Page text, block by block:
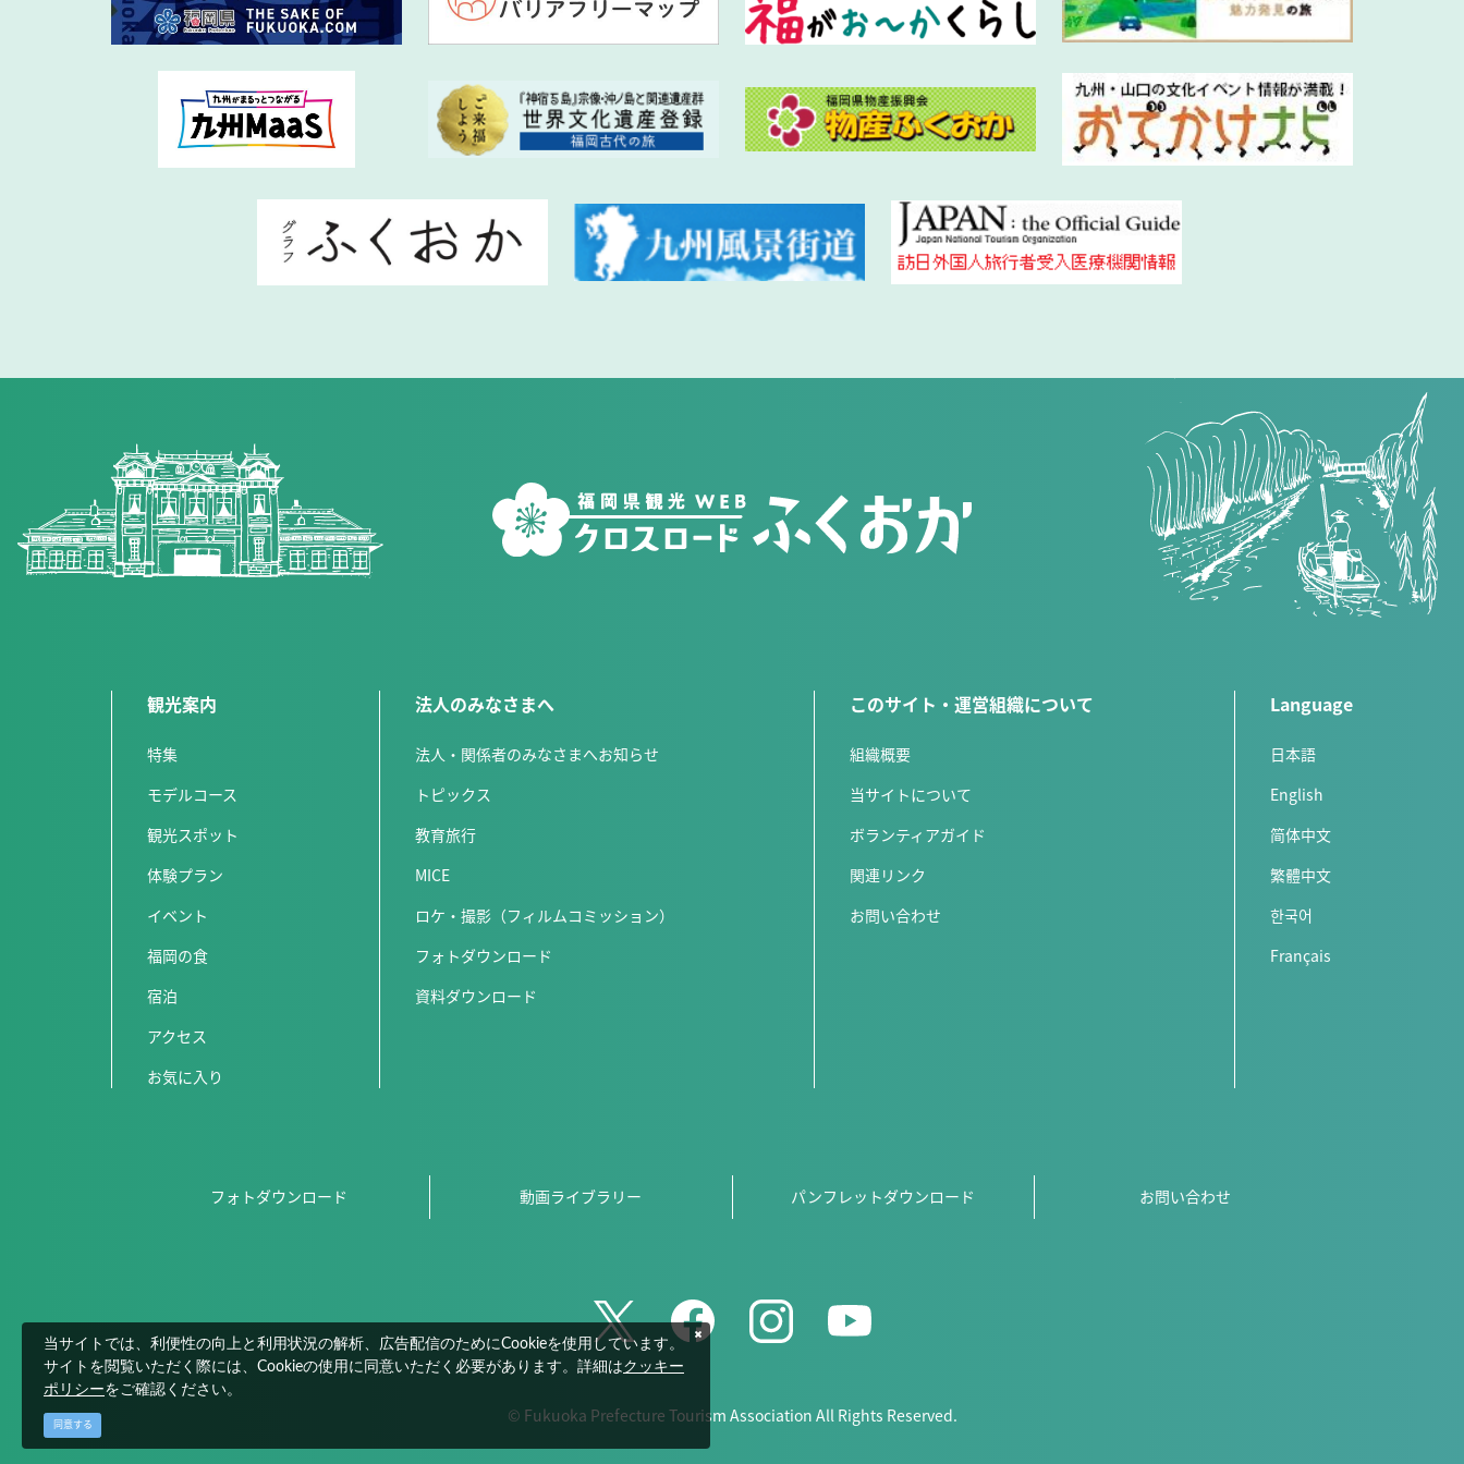
観光案内
特集
モデルコース
観光スポット
体験プラン
イベント
福岡の食
宿泊
アクセス
お気に入り
法人のみなさまへ
法人・関係者のみなさまへお知らせ
トピックス
教育旅行
MICE
ロケ・撮影（フィルムコミッション）
フォトダウンロード
資料ダウンロード
このサイト・運営組織について
組織概要
当サイトについて
ボランティアガイド
関連リンク
お問い合わせ
Language
日本語
English
简体中文
繁體中文
한국어
Français
フォトダウンロード 動画ライブラリー パンフレットダウンロード お問い合わせ
© Fukuoka Prefecture Tourism Association All Rights Reserved.
当サイトでは、利便性の向上と利用状況の解析、広告配信のためにCookieを使用しています。
サイトを閲覧いただく際には、Cookieの使用に同意いただく必要があります。詳細はクッキー
ポリシーをご確認ください。
同意する